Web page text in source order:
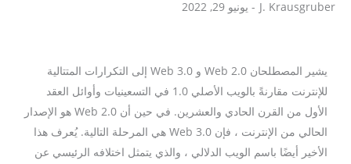
J. Krausgruber
- يونيو 29, 2022
يشير المصطلحان Web 2.0 و Web 3.0 إلى التكرارات المتتالية
للإنترنت مقارنةً بالويب الأصلي 1.0 في التسعينيات وأوائل العقد
الأول من القرن الحادي والعشرين. في حين أن Web 2.0 هو الإصدار
الحالي من الإنترنت ، فإن Web 3.0 هي المرحلة التالية. يُعرف هذا
الأخير أيضًا باسم الويب الدلالي ، والذي يتمثل اختلافه الرئيسي عن